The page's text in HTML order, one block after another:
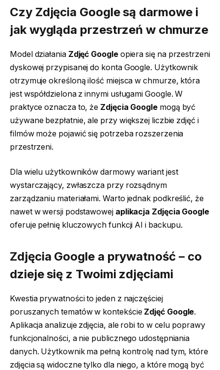
Czy Zdjęcia Google są darmowe i
jak wygląda przestrzeń w chmurze
Model działania Zdjęć Googleopiera się na przestrzeni
dyskowej przypisanej do konta Google. Użytkownik
otrzymuje określoną ilość miejsca w chmurze, która
jest współdzielona z innymi usługami Google. W
praktyce oznacza to, że Zdjęcia Googlemogą być
używane bezpłatnie, ale przy większej liczbie zdjęć i
filmów może pojawić się potrzeba rozszerzenia
przestrzeni.
Dla wielu użytkowników darmowy wariant jest
wystarczający, zwłaszcza przy rozsądnym
zarządzaniu materiałami. Warto jednak podkreślić, że
nawet w wersji podstawowej aplikacja Zdjęcia Google
oferuje pełnię kluczowych funkcji AI i backupu.
Zdjęcia Google a prywatność – co
dzieje się z Twoimi zdjęciami
Kwestia prywatności to jeden z najczęściej
poruszanych tematów w kontekście Zdjęć Google.
Aplikacja analizuje zdjęcia, ale robi to w celu poprawy
funkcjonalności, a nie publicznego udostępniania
danych. Użytkownik ma pełną kontrolę nad tym, które
zdjęcia są widoczne tylko dla niego, a które mogą być